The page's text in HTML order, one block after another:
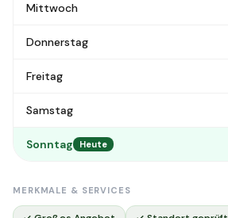
Mittwoch
Donnerstag
Freitag
Samstag
Sonntag Heute
MERKMALE & SERVICES